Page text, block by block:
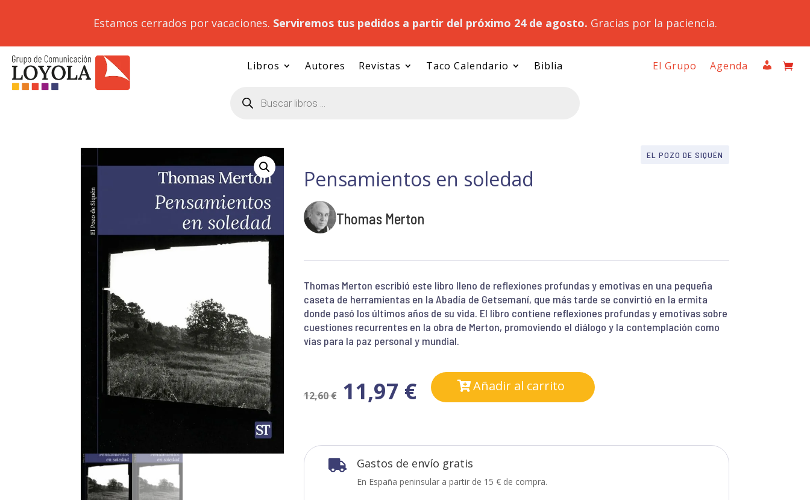
Estamos cerrados por vacaciones. Serviremos tus pedidos a partir del próximo 24 de agosto. Gracias por la paciencia.
Libros Autores Revistas Taco Calendario Biblia
productos
El Grupo Agenda
EL POZO DE SIQUÉN
Pensamientos en soledad
Thomas Merton
Thomas Merton escribió este libro lleno de reflexiones profundas y emotivas en una pequeña
caseta de herramientas en la Abadía de Getsemaní, que más tarde se convirtió en la ermita
donde pasó los últimos años de su vida. El libro contiene reflexiones profundas y emotivas sobre
cuestiones recurrentes en la obra de Merton, promoviendo el diálogo y la contemplación como
vías para la paz personal y mundial.
12,60€ 11,97 € Añadir al carrito
 Gastos de envío gratis
En España peninsular a partir de 15 € de compra.